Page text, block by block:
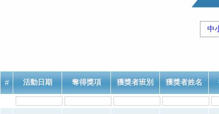
中
# 活動日期 奪得獎項 獲獎者班別 獲獎者姓名